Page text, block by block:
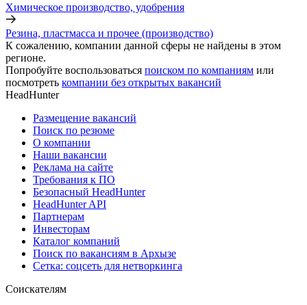
Химическое производство, удобрения
Резина, пластмасса и прочее (производство)
К сожалению, компании данной сферы не найдены в этом
регионе.
Попробуйте воспользоваться поиском по компаниям или
посмотреть компании без открытых вакансий
HeadHunter
Размещение вакансий
Поиск по резюме
О компании
Наши вакансии
Реклама на сайте
Требования к ПО
Безопасный HeadHunter
HeadHunter API
Партнерам
Инвесторам
Каталог компаний
Поиск по вакансиям в Архызе
Сетка: соцсеть для нетворкинга
Соискателям